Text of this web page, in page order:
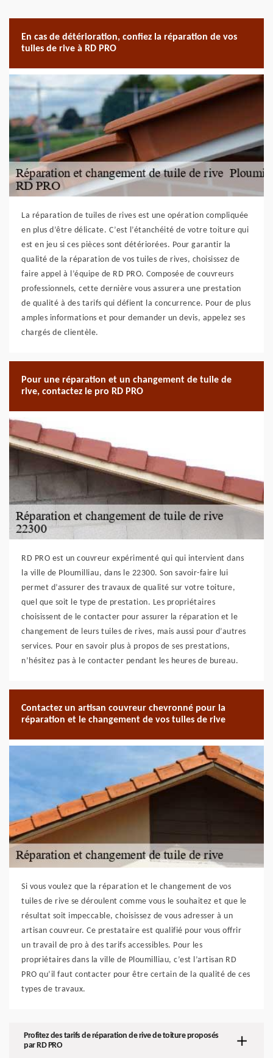
En cas de détérioration, confiez la réparation de vos
tuiles de rive à RD PRO
La réparation de tuiles de rives est une opération compliquée
en plus d’être délicate. C’est l’étanchéité de votre toiture qui
est en jeu si ces pièces sont détériorées. Pour garantir la
qualité de la réparation de vos tuiles de rives, choisissez de
faire appel à l’équipe de RD PRO. Composée de couvreurs
professionnels, cette dernière vous assurera une prestation
de qualité à des tarifs qui défient la concurrence. Pour de plus
amples informations et pour demander un devis, appelez ses
chargés de clientèle.
Pour une réparation et un changement de tuile de
rive, contactez le pro RD PRO
RD PRO est un couvreur expérimenté qui qui intervient dans
la ville de Ploumilliau, dans le 22300. Son savoir-faire lui
permet d’assurer des travaux de qualité sur votre toiture,
quel que soit le type de prestation. Les propriétaires
choisissent de le contacter pour assurer la réparation et le
changement de leurs tuiles de rives, mais aussi pour d’autres
services. Pour en savoir plus à propos de ses prestations,
n’hésitez pas à le contacter pendant les heures de bureau.
Contactez un artisan couvreur chevronné pour la
réparation et le changement de vos tuiles de rive
Si vous voulez que la réparation et le changement de vos
tuiles de rive se déroulent comme vous le souhaitez et que le
résultat soit impeccable, choisissez de vous adresser à un
artisan couvreur. Ce prestataire est qualifié pour vous offrir
un travail de pro à des tarifs accessibles. Pour les
propriétaires dans la ville de Ploumilliau, c’est l’artisan RD
PRO qu’il faut contacter pour être certain de la qualité de ces
types de travaux.
Profitez des tarifs de réparation de rive de toiture proposés
par RD PRO